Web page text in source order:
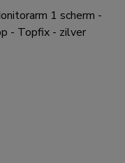
1 scherm -
- Topfix - zilver